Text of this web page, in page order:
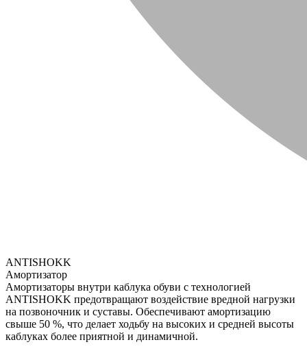
ANTISHOKK
Амортизатор
Амортизаторы внутри каблука обуви с технологией
ANTISHOKK предотвращают воздействие вредной нагрузки
на позвоночник и суставы. Обеспечивают амортизацию
свыше 50 %, что делает ходьбу на высоких и средней высоты
каблуках более приятной и динамичной.